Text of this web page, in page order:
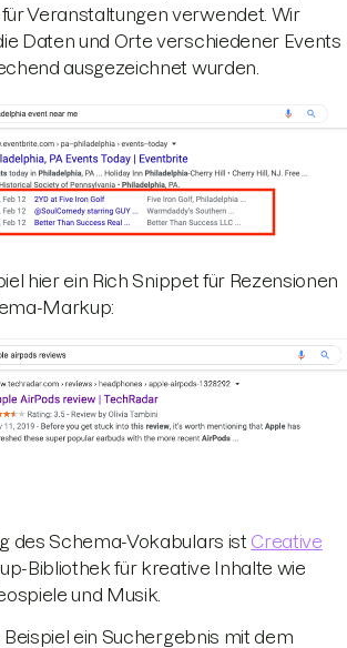
Veranstaltungen verwendet. Wir
Daten und Orte verschiedener Events
ausgezeichnet wurden.
hier ein Rich Snippet für Rezensionen
Markup:
des Schema-Vokabulars ist Creative
Bibliothek für kreative Inhalte wie
und Musik.
Beispiel ein Suchergebnis mit dem